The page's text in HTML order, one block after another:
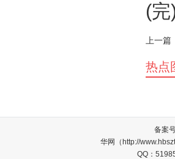
(完
上一篇
热点
备案
华网（http://
QQ：